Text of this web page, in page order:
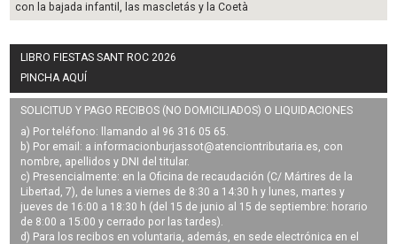
con la bajada infantil, las mascletás y la Coetà
LIBRO FIESTAS SANT ROC 2026
PINCHA AQUÍ
SOLICITUD Y PAGO RECIBOS (NO DOMICILIADOS) O LIQUIDACIONES
a) Por teléfono: llamando al 96 316 05 65.
b) Por email: a informacionburjassot@atenciontributaria.es , con
nombre, apellidos y DNI del titular.
c) Presencialmente: en la Oficina de recaudación (C/ Mártires de la
Libertad, 7), de lunes a viernes de 8:30 a 14:30 h y lunes, martes y
jueves de 16:00 a 18:30 h (del 15 de junio al 15 de septiembre: horario
de 8:00 a 15:00 y cerrado por las tardes).
d) Para los recibos en voluntaria, además, en sede electrónica en el